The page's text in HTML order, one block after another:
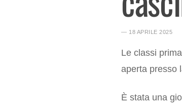
― 18 APRILE 2025
Le classi
aperta presso
È stata una